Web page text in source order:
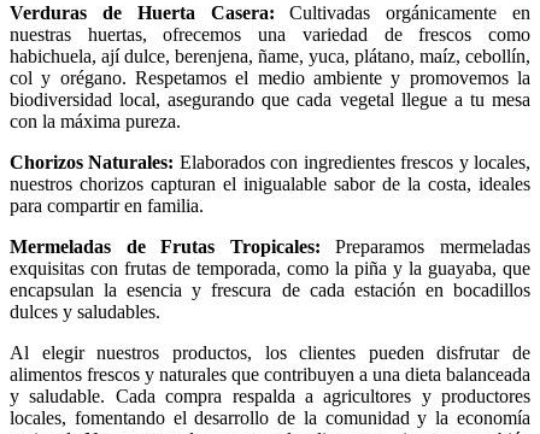
Verduras de Huerta Casera: Cultivadas orgánicamente en
nuestras huertas, ofrecemos una variedad de frescos como
habichuela, ají dulce, berenjena, ñame, yuca, plátano, maíz, cebollín,
col y orégano. Respetamos el medio ambiente y promovemos la
biodiversidad local, asegurando que cada vegetal llegue a tu mesa
con la máxima pureza.
Chorizos Naturales: Elaborados con ingredientes frescos y locales,
nuestros chorizos capturan el inigualable sabor de la costa, ideales
para compartir en familia.
Mermeladas de Frutas Tropicales: Preparamos mermeladas
exquisitas con frutas de temporada, como la piña y la guayaba, que
encapsulan la esencia y frescura de cada estación en bocadillos
dulces y saludables.
Al elegir nuestros productos, los clientes pueden disfrutar de
alimentos frescos y naturales que contribuyen a una dieta balanceada
y saludable. Cada compra respalda a agricultores y productores
locales, fomentando el desarrollo de la comunidad y la economía